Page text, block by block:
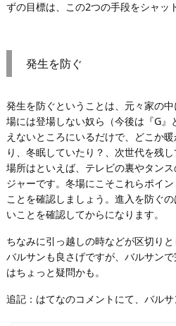
ずの目標は、この2つの手段をシャッ
発生を防ぐ
発生を防ぐということは、元々家の
場には登場しない奴ら（今後は『G
えないところにいるだけで、どこか
り、冬眠していたり？、次世代を残
場所はといえば、テレビの裏やタン
ジャーです。冬場にこそこれらポイ
ことを確認しましょう。進入を防ぐ
いことを確認してからになります。
ちなみに引っ越しの時などが区切り
バルサンも良さげですが、バルサン
はちょっと疑問かも。
追記：はてなのコメントにて、バルサ